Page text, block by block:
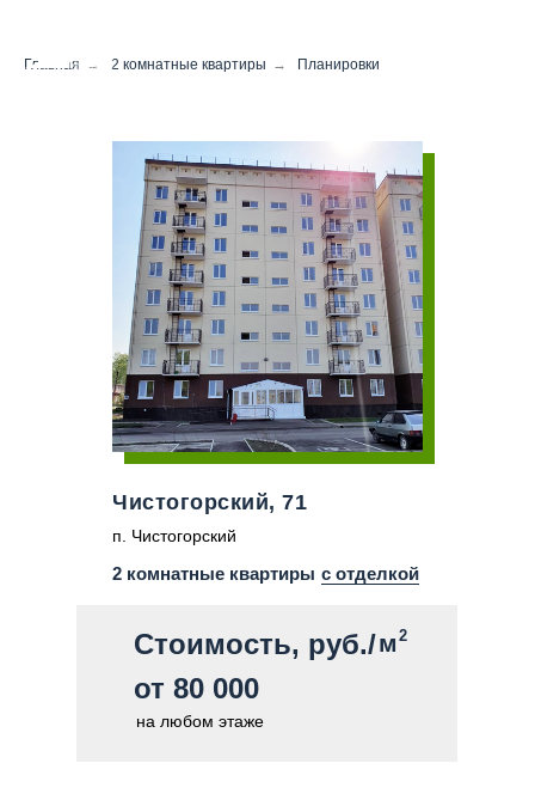
Главная → 2 комнатные квартиры → Планировки
Чистогорский, 71
п. Чистогорский
2 комнатные квартиры с отделкой
Стоимость, руб./м 2
от 80 000
на любом этаже